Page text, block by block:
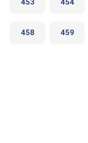
453 454
458 459